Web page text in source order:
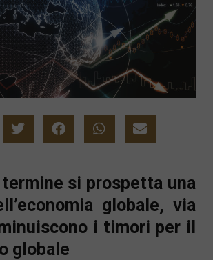
si prospetta una
globale, via
i timori per il
globale